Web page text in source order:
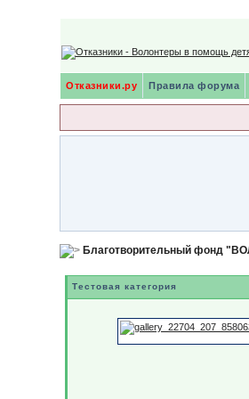
Отказники.ру Правила форума
Благотворительный фонд
Тестовая категория